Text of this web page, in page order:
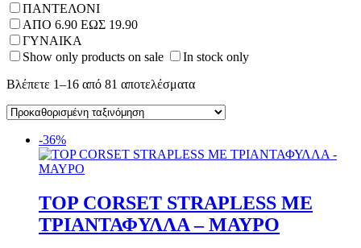
ΠΑΝΤΕΛΟΝΙ
ΑΠΟ 6.90 ΕΩΣ 19.90
ΓΥΝΑΙΚΑ
Show only products on sale
In stock only
Βλέπετε 1–16 από 81 αποτελέσματα
-36%
TOP CORSET STRAPLESS ΜΕ
ΤΡΙΑΝΤΑΦΥΛΛΑ – ΜΑΥΡΟ